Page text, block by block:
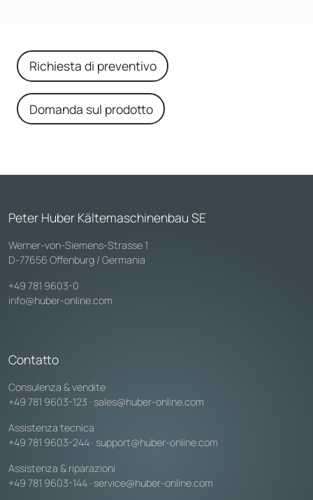
Richiesta di preventivo
Domanda sul prodotto
Peter Huber Kältemaschinenbau SE
Werner-von-Siemens-Strasse 1
D-77656 Offenburg / Germania
+49 781 9603-0
info@huber-online.com
Contatto
Consulenza & vendite
+49 781 9603-123 · sales@huber-online.com
Assistenza tecnica
+49 781 9603-244 · support@huber-online.com
Assistenza & riparazioni
+49 781 9603-144 · service@huber-online.com